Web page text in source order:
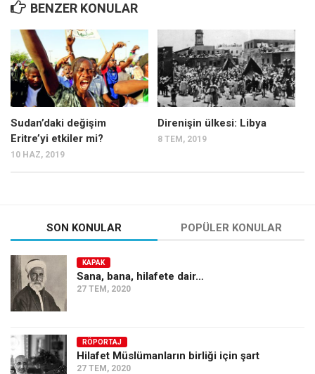
BENZER KONULAR
Sudan’daki değişim
Eritre’yi etkiler mi?
10 HAZ, 2019
Direnişin ülkesi: Libya
8 TEM, 2019
SON KONULAR POPÜLER KONULAR
KAPAK
Sana, bana, hilafete dair…
27 TEM, 2020
RÖPORTAJ
Hilafet Müslümanların birliği için şart
27 TEM, 2020